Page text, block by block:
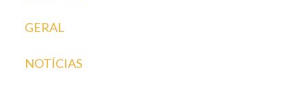
GERAL
NOTÍCIAS